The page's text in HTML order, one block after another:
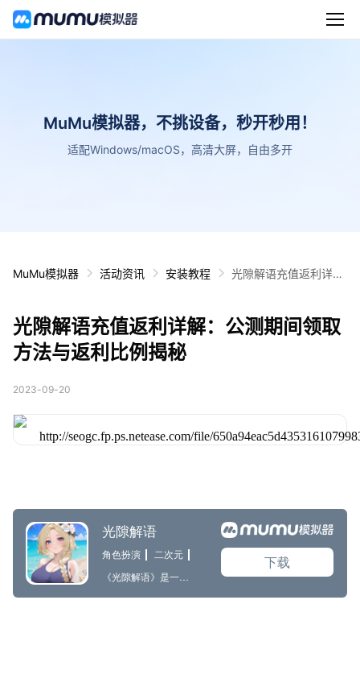
MuMu模拟器，不挑设备，秒开秒用！
适配Windows/macOS，高清大屏，自由多开
MuMu模拟器 活动资讯 安装教程
光隙解语充值返利详
光隙解语充值返利详解：公测期间领取
方法与返利比例揭秘
2023-09-20